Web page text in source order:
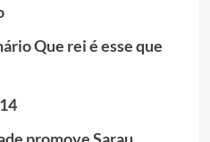
Que rei é esse que
promove Sarau